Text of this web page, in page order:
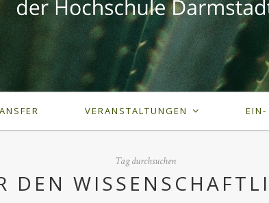
VERANSTALTUNGEN EIN-
Tag durchsuchen
DEN